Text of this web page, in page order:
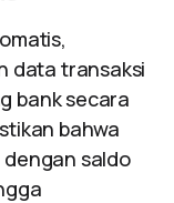
data transaksi
bank secara
bahwa
saldo